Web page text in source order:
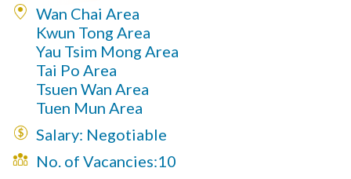
Wan Chai Area
Kwun Tong Area
Yau Tsim Mong Area
Tai Po Area
Tsuen Wan Area
Tuen Mun Area
Salary: Negotiable
No. of Vacancies:10